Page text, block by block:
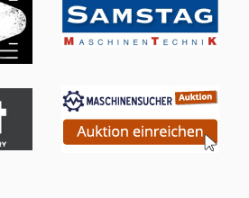
WIE NEU)